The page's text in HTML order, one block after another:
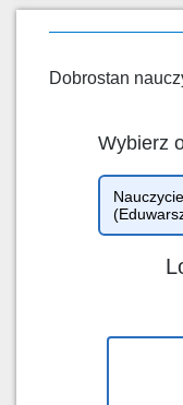
Dobrostan
Wybierz